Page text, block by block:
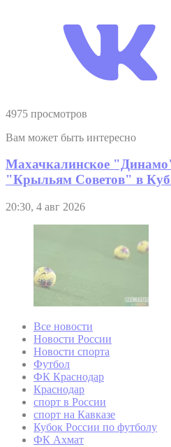
4975 просмотров
Вам может быть интересно
Махачкалинское
"Крыльям Советов" в
20:30, 4 авг 2026
Все новости
Новости России
Новости спорта
Футбол
ФК Краснодар
Краснодар
спорт в России
спорт на Кавказе
Кубок России по футболу
ФК Ахмат